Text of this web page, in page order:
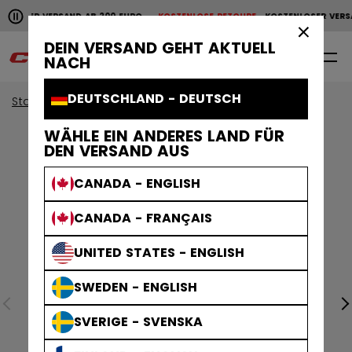
DEIN VERSAND GEHT AKTUELL
NACH
DEUTSCHLAND - DEUTSCH
WÄHLE EIN ANDERES LAND FÜR
DEN VERSAND AUS
CANADA - ENGLISH
CANADA - FRANÇAIS
UNITED STATES - ENGLISH
SWEDEN - ENGLISH
SVERIGE - SVENSKA
Horizontale Bildlaufanimation anhalten.
VERSAND AB 200 EUROKOSTENLOSE RETOURE KOSTENLOSER
KOSTENLOSER VERSAND AB 200 EURO KOSTENLOSE
0
Start Zubehör